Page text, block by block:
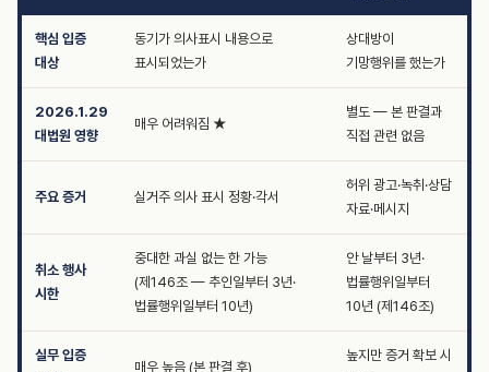
핵심 입증
대상
동기가 의사표시 내용으로
표시되었는가
상대방이
기망행위를 했는가
2026.1.29
대법원 영향
매우 어려워짐 ★
별도 — 본 판결과
직접 관련 없음
주요 증거 실거주 의사 표시 정황·각서
허위 광고·녹취·상담
자료·메시지
취소 행사
시한
중대한 과실 없는 한 가능
(제146조 — 추인일부터 3년·
법률행위일부터 10년)
안 날부터 3년·
법률행위일부터
10년 (제146조)
실무 입증
매우 높음 (본 판결 후)
높지만 증거 확보 시